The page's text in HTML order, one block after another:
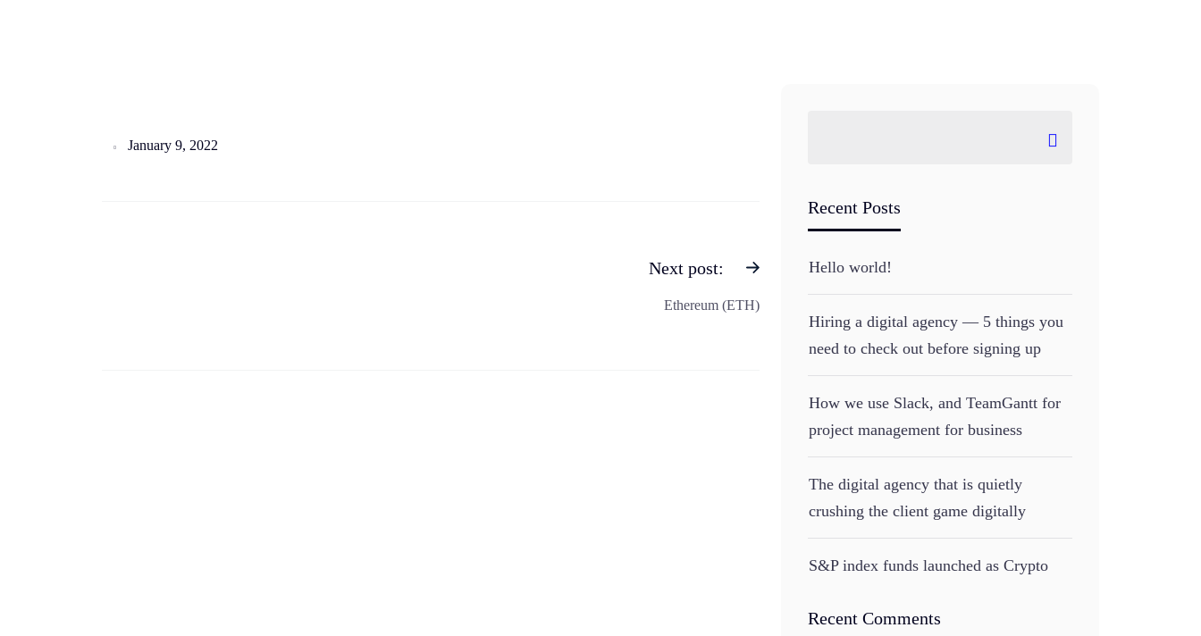
January 9, 2022
Next post:
Ethereum (ETH)
Recent Posts
Hello world!
Hiring a digital agency — 5 things you
need to check out before signing up
How we use Slack, and TeamGantt for
project management for business
The digital agency that is quietly
crushing the client game digitally
S&P index funds launched as Crypto
Recent Comments